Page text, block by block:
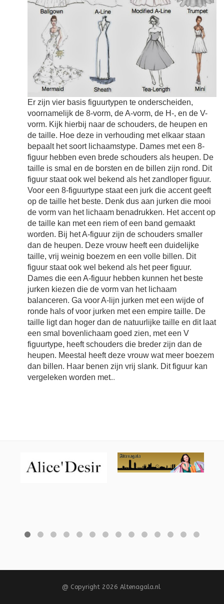
Er zijn vier basis figuurtypen te onderscheiden,
voornamelijk de 8-vorm, de A-vorm, de H-, en de V-
vorm. Kijk hierbij naar de schouders, de heupen en
de taille. Hoe deze in verhouding met elkaar staan
bepaalt het soort lichaamstype. Dames met een 8-
figuur hebben even brede schouders als heupen. De
taille is smal en de borsten en de billen zijn rond. Dit
figuur staat ook wel bekend als het zandloper figuur.
Voor een 8-figuurtype staat een jurk die accent geeft
op de taille het beste. Denk dus aan jurken die mooi
de vorm van het lichaam benadrukken. Het accent op
de taille kan met een riem of een band gemaakt
worden. Bij het A-figuur zijn de schouders smaller
dan de heupen. Deze vrouw heeft een duidelijke
taille, vrij weinig boezem en een volle billen. Dit
figuur staat ook wel bekend als het peer figuur.
Dames die een A-figuur hebben kunnen het beste
jurken kiezen die de vorm van het lichaam
balanceren. Ga voor A-lijn jurken met een wijde of
ronde hals of voor jurken met een empire taille. De
taille ligt dan hoger dan de natuurlijke taille en dit laat
een smal bovenlichaam goed zien, met een V
figuurtype, heeft schouders die breder zijn dan de
heupen. Meestal heeft deze vrouw wat meer boezem
dan billen. Haar benen zijn vrij slank. Dit figuur kan
vergeleken worden met...
@ Copyright 2026 Altenagala.nl